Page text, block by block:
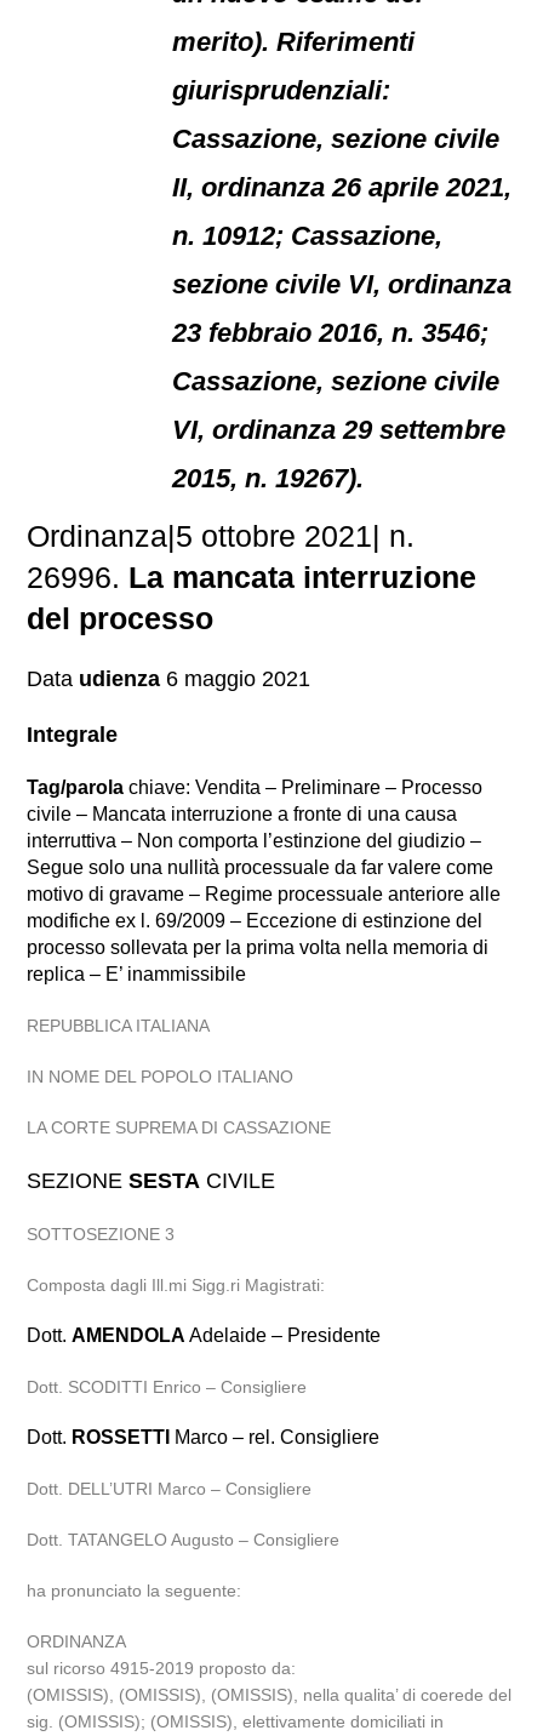
merito). Riferimenti
giurisprudenziali:
Cassazione, sezione civile
II, ordinanza 26 aprile 2021,
n. 10912; Cassazione,
sezione civile VI, ordinanza
23 febbraio 2016, n. 3546;
Cassazione, sezione civile
VI, ordinanza 29 settembre
2015, n. 19267).
Ordinanza|5 ottobre 2021| n.
26996. La mancata interruzione
del processo
Data udienza 6 maggio 2021
Integrale
Tag/parola chiave: Vendita – Preliminare – Processo
civile – Mancata interruzione a fronte di una causa
interruttiva – Non comporta l’estinzione del giudizio –
Segue solo una nullità processuale da far valere come
motivo di gravame – Regime processuale anteriore alle
modifiche ex l. 69/2009 – Eccezione di estinzione del
processo sollevata per la prima volta nella memoria di
replica – E’ inammissibile
REPUBBLICA ITALIANA
IN NOME DEL POPOLO ITALIANO
LA CORTE SUPREMA DI CASSAZIONE
SEZIONESESTA CIVILE
SOTTOSEZIONE 3
Composta dagli Ill.mi Sigg.ri Magistrati:
Dott.AMENDOLA Adelaide – Presidente
Dott. SCODITTI Enrico – Consigliere
Dott. ROSSETTI Marco – rel. Consigliere
Dott. DELL’UTRI Marco – Consigliere
Dott. TATANGELO Augusto – Consigliere
ha pronunciato la seguente:
ORDINANZA
sul ricorso 4915-2019 proposto da:
(OMISSIS), (OMISSIS), (OMISSIS), nella qualita’ di coerede del
sig. (OMISSIS); (OMISSIS), elettivamente domiciliati in